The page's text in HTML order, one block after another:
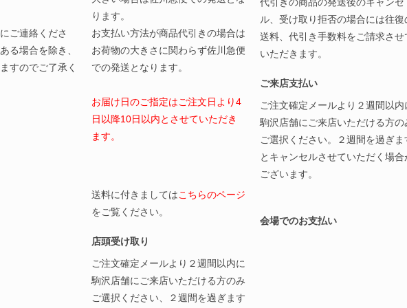
ご連絡くださ
る場合を除き、
すのでご了承く
ります。
お支払い方法が商品代引きの場合は
お荷物の大きさに関わらず佐川急便
での発送となります。
お届け日のご指定はご注文日より4
日以降10日以内とさせていただき
ます。
送料に付きましてはこちらのページ
をご覧ください。
店頭受け取り
ご注文確定メールより２週間以内に
駒沢店舗にご来店いただける方のみ
ご選択ください、２週間を過ぎます
代引きの商品の発送後のキャンセ
ル、受け取り拒否の場合には往復
送料、代引き手数料をご請求させ
いただきます。
ご来店支払い
ご注文確定メールより２週間以内
駒沢店舗にご来店いただける方の
ご選択ください。２週間を過ぎま
とキャンセルさせていただく場合
ございます。
会場でのお支払い